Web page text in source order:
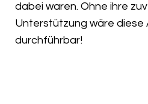
dabei waren. Ohne ihre
Unterstützung wäre diese
durchführbar!